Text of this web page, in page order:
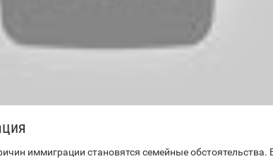
иммиграции становятся семейные обстоятельства.